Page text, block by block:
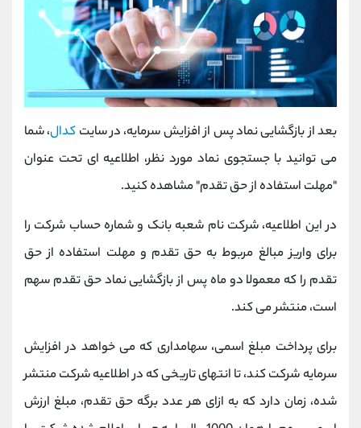
بعد از بازگشایی نماد پس از افزایش سرمایه، در سایت کدال، شما
می توانید با جستجوی نماد مورد نظر، اطلاعیه ای تحت عنوان
"مهلت استفاده از حق تقدم" مشاهده کنید.
در این اطلاعیه، شرکت نام شعبه بانک و شماره حساب شرکت را
برای واریز مبالغ مربوط به حق تقدم و مهلت استفاده از حق
تقدم را که معمولا دو ماه پس از بازگشایی نماد حق تقدم سهم
است، منتشر می کند.
برای پرداخت مبلغ اسمی، سهامداری که می خواهد در افزایش
سرمایه شرکت کند، تا انتهای تاریخی که در اطلاعیه شرکت منتشر
شده، زمان دارد که به ازای هر عدد برگه حق تقدم، مبلغ ارزش